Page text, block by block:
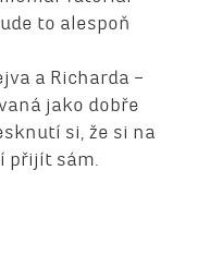
to alespoň
a Richarda –
jako dobře
si, že si na
přijít sám.